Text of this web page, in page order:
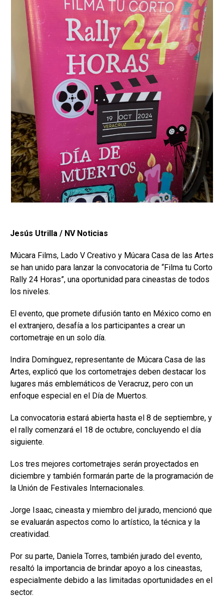
Jesús Utrilla / NV Noticias
Múcara Films, Lado V Creativo y Múcara Casa de las Artes
se han unido para lanzar la convocatoria de “Filma tu Corto
Rally 24 Horas”, una oportunidad para cineastas de todos
los niveles.
El evento, que promete difusión tanto en México como en
el extranjero, desafía a los participantes a crear un
cortometraje en un solo día.
Indira Domínguez, representante de Múcara Casa de las
Artes, explicó que los cortometrajes deben destacar los
lugares más emblemáticos de Veracruz, pero con un
enfoque especial en el Día de Muertos.
La convocatoria estará abierta hasta el 8 de septiembre, y
el rally comenzará el 18 de octubre, concluyendo el día
siguiente.
Los tres mejores cortometrajes serán proyectados en
diciembre y también formarán parte de la programación de
la Unión de Festivales Internacionales.
Jorge Isaac, cineasta y miembro del jurado, mencionó que
se evaluarán aspectos como lo artístico, la técnica y la
creatividad.
Por su parte, Daniela Torres, también jurado del evento,
resaltó la importancia de brindar apoyo a los cineastas,
especialmente debido a las limitadas oportunidades en el
sector.